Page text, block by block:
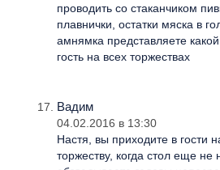
проводить со стаканчиком
плавнички, остатки мяска в
амнямка представляете
гость на всех торжествах
Вадим
04.02.2016 в 13:30
Настя, вы приходите в гости
торжеству, когда стол еще не